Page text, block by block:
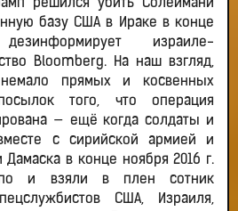
решился убить Солеймани
базу США в Ираке в конце
израиле-
Bloomberg. На наш взгляд,
прямых и косвенных
того, что операция
— ещё когда солдаты и
с сирийской армией и
в конце ноября 2016 г.
и взяли в плен сотник
США, Израиля,